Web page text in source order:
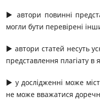
▶ автори повинні
могли бути перевірені
▶ автори статей несуть
представлення плагіату в
▶ у дослідженні може
не може вважатися